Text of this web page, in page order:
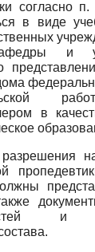
согласно
в виде
и
в
и